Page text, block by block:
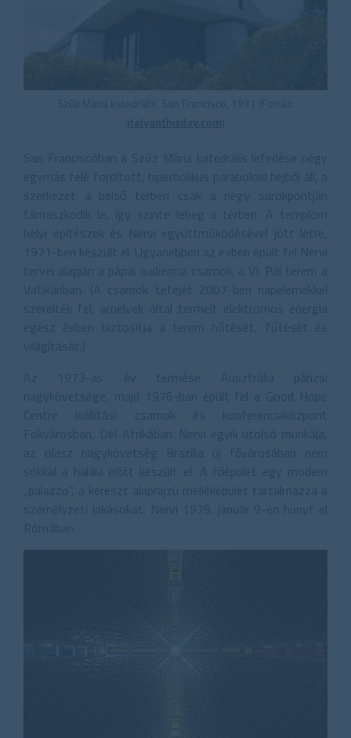
Szűz Mária katedrális, San Francisco, 1971 (Forrás:
italyonthisday.com
San Franciscóban a Szűz Mária katedrális lefedése négy
egymás felé fordított, hiperbolikus paraboloid héjből áll, a
szerkezet a belső térben csak a négy sarokpontján
támaszkodik le, így szinte lebeg a térben. A templom
helyi építészek és Nervi együttműködésével jött létre,
1971-ben készült el. Ugyanebben az évben épült fel Nervi
tervei alapján a pápai audiencia csarnok, a VI. Pál terem a
Vatikánban. (A csarnok tetejét 2007-ben napelemekkel
szerelték fel, amelyek által termelt elektromos energia
egész évben biztosítja a terem hűtését, fűtését és
világítását.)
Az 1973-as év termése Ausztrália párizsi
nagykövetsége, majd 1976-ban épült fel a Good Hope
Centre kiállítási csarnok és konferenciaközpont
Fokvárosban, Dél-Afrikában. Nervi egyik utolsó munkája,
az olasz nagykövetség Brazília új fővárosában nem
sokkal a halála előtt készült el. A főépület egy modern
„palazzo”, a kereszt alaprajzú melléképület tartalmazza a
személyzeti lakásokat. Nervi 1979. január 9-én hunyt el
Rómában.